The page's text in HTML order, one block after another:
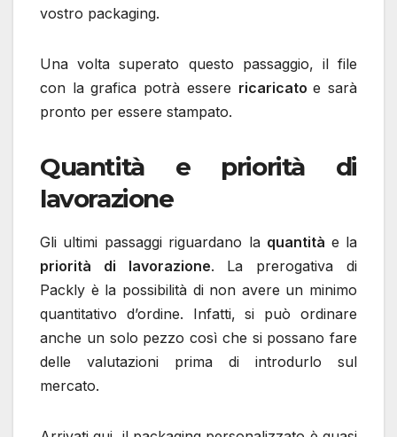
vostro packaging.
Una volta superato questo passaggio, il file
con la grafica potrà essere ricaricatoe sarà
pronto per essere stampato.
Quantità e priorità di
lavorazione
Gli ultimi passaggi riguardano la quantità e la
priorità di lavorazione. La prerogativa di
Packly è la possibilità di non avere un minimo
quantitativo d’ordine. Infatti, si può ordinare
anche un solo pezzo così che si possano fare
delle valutazioni prima di introdurlo sul
mercato.